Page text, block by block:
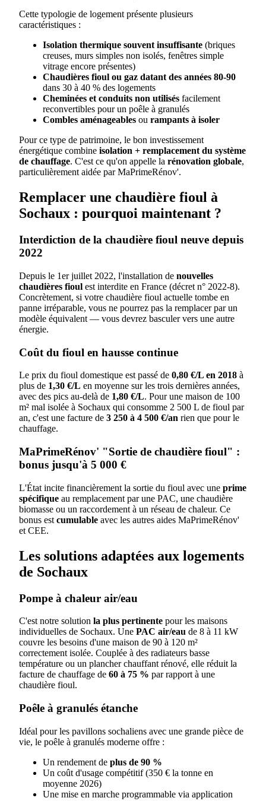
Cette typologie de logement présente plusieurs
caractéristiques :
Isolation thermique souvent insuffisante (briques
creuses, murs simples non isolés, fenêtres simple
vitrage encore présentes)
Chaudières fioul ou gaz datant des années 80-90
dans 30 à 40 % des logements
Cheminées et conduits non utilisés facilement
reconvertibles pour un poêle à granulés
Combles aménageables ou rampants à isoler
Pour ce type de patrimoine, le bon investissement
énergétique combine isolation + remplacement du système
de chauffage. C'est ce qu'on appelle la rénovation globale,
particulièrement aidée par MaPrimeRénov'.
Remplacer une chaudière fioul à
Sochaux : pourquoi maintenant ?
Interdiction de la chaudière fioul neuve depuis
2022
Depuis le 1er juillet 2022, l'installation de nouvelles
chaudières fioul est interdite en France (décret n° 2022-8).
Concrètement, si votre chaudière fioul actuelle tombe en
panne irréparable, vous ne pourrez pas la remplacer par un
modèle équivalent — vous devrez basculer vers une autre
énergie.
Coût du fioul en hausse continue
Le prix du fioul domestique est passé de 0,80 €/L en 2018 à
plus de 1,30 €/L en moyenne sur les trois dernières années,
avec des pics au-delà de 1,80 €/L. Pour une maison de 100
m² mal isolée à Sochaux qui consomme 2 500 L de fioul par
an, c'est une facture de 3 250 à 4 500 €/an rien que pour le
chauffage.
MaPrimeRénov' "Sortie de chaudière fioul" :
bonus jusqu'à 5 000 €
L'État incite financièrement la sortie du fioul avec une prime
spécifique au remplacement par une PAC, une chaudière
biomasse ou un raccordement à un réseau de chaleur. Ce
bonus est cumulable avec les autres aides MaPrimeRénov'
et CEE.
Les solutions adaptées aux logements
de Sochaux
Pompe à chaleur air/eau
C'est notre solution la plus pertinente pour les maisons
individuelles de Sochaux. Une PAC air/eau de 8 à 11 kW
couvre les besoins d'une maison de 90 à 120 m²
correctement isolée. Couplée à des radiateurs basse
température ou un plancher chauffant rénové, elle réduit la
facture de chauffage de 60 à 75 % par rapport à une
chaudière fioul.
Poêle à granulés étanche
Idéal pour les pavillons sochaliens avec une grande pièce de
vie, le poêle à granulés moderne offre :
Un rendement de plus de 90 %
Un coût d'usage compétitif (350 € la tonne en
moyenne 2026)
Une mise en marche programmable via application